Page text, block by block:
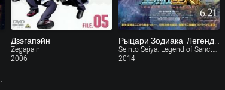
Дзэгапэйн
Zegapain
2006
Рыцари Зодиака: Легенда о святилище
Seinto Seiya: Legend of Sanctuary
2014
: